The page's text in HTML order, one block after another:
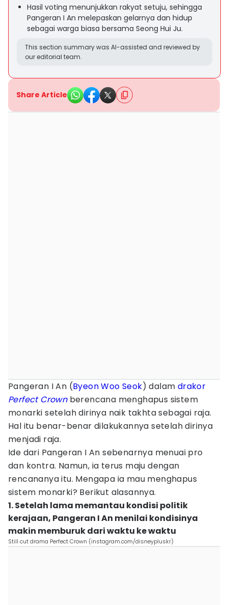
Hasil voting menunjukkan rakyat setuju, sehingga
Pangeran I An melepaskan gelarnya dan hidup
sebagai warga biasa bersama Seong Hui Ju.
This section summary was AI-assisted and reviewed by
our editorial team.
Share Article
Pangeran I An (Byeon Woo Seok) dalam drakor
Perfect Crownberencana menghapus sistem
monarki setelah dirinya naik takhta sebagai raja.
Hal itu benar-benar dilakukannya setelah dirinya
menjadi raja.
Ide dari Pangeran I An sebenarnya menuai pro
dan kontra. Namun, ia terus maju dengan
rencananya itu. Mengapa ia mau menghapus
sistem monarki? Berikut alasannya.
1. Setelah lama memantau kondisi politik
kerajaan, Pangeran I An menilai kondisinya
makin memburuk dari waktu ke waktu
Still cut drama Perfect Crown (instagram.com/disneypluskr)